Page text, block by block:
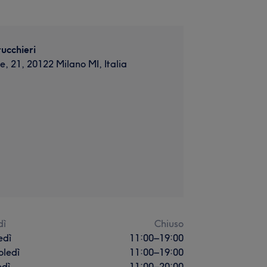
21, 20122 Milano MI, Italia
Chiuso
11:00–19:00
11:00–19:00